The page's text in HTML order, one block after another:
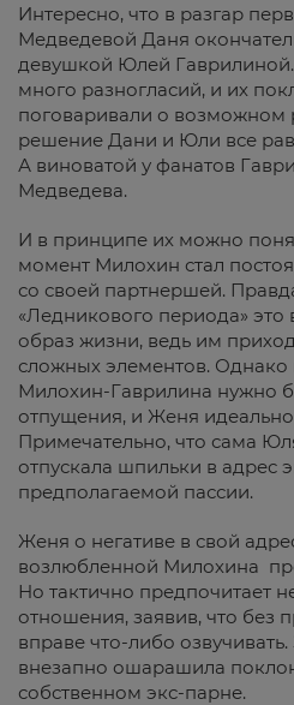
Интересно, что в разгар
Медведевой Даня
девушкой Юлей
много разногласий, и их
поговаривали о возможном
решение Дани и Юли все
А виноватой у фанатов
Медведева.
И в принципе их можно
момент Милохин стал
со своей партнершей.
«Ледникового периода»
образ жизни, ведь им
сложных элементов.
Милохин-Гаврилина нужно
отпущения, и Женя
Примечательно, что сама
отпускала шпильки в адрес
предполагаемой пассии.
Женя о негативе в свой
возлюбленной Милохина
Но тактично предпочитает
отношения, заявив, что без
вправе что-либо
внезапно ошарашила
собственном экс-парне.